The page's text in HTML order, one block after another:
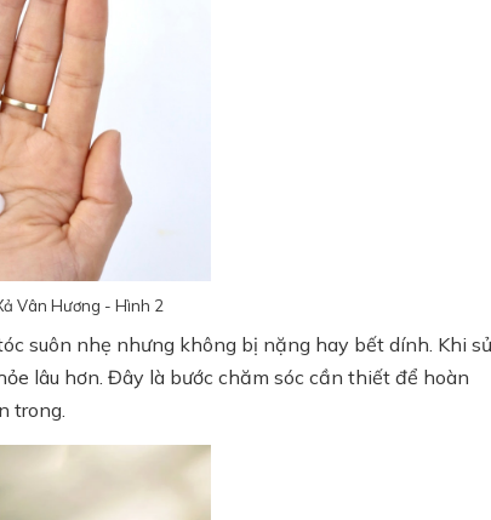
Vân Hương - Hình 2
suôn nhẹ nhưng không bị nặng hay bết dính. Khi sử
lâu hơn. Đây là bước chăm sóc cần thiết để hoàn
trong.